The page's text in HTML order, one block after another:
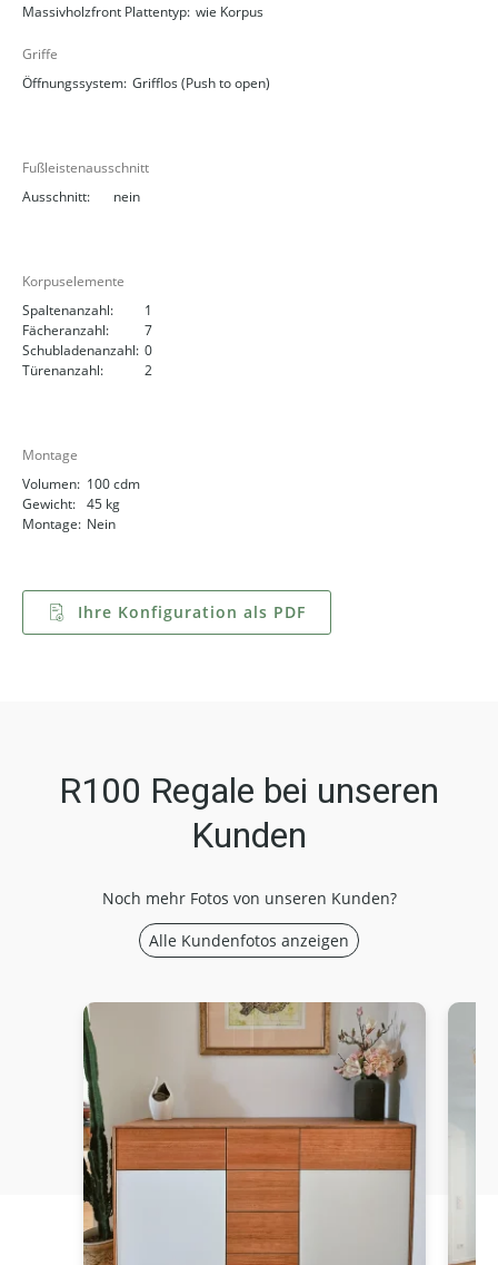
Massivholzfront Plattentyp: wie Korpus
Griffe
Öffnungssystem: Grifflos (Push to open)
Fußleistenausschnitt
Ausschnitt:
nein
Korpuselemente
Spaltenanzahl:
1
Fächeranzahl:
7
Schubladenanzahl: 0
Türenanzahl:
2
Montage
Volumen: 100 cdm
Gewicht: 45 kg
Montage: Nein
Ihre Konfiguration als PDF
R100 Regale bei unseren
Kunden
Noch mehr Fotos von unseren Kunden?
Alle Kundenfotos anzeigen